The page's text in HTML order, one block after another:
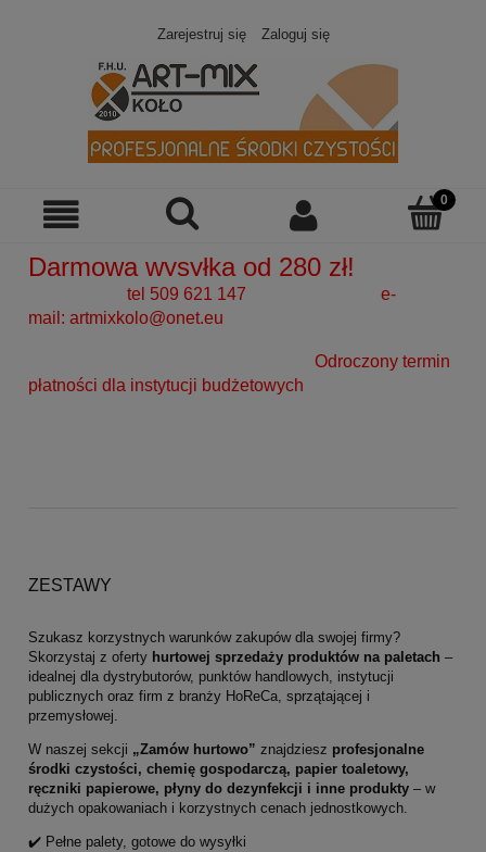
Zarejestruj się Zaloguj się
Darmowa wysyłka od 280 zł!
tel 509 621 147 e-
mail: artmixkolo@onet.eu
Odroczony termin
płatności dla instytucji budżetowych
ZESTAWY
Szukasz korzystnych warunków zakupów dla swojej firmy?
Skorzystaj z oferty hurtowej sprzedaży produktów na paletach –
idealnej dla dystrybutorów, punktów handlowych, instytucji
publicznych oraz firm z branży HoReCa, sprzątającej i
przemysłowej.
W naszej sekcji „Zamów hurtowo” znajdziesz profesjonalne
środki czystości, chemię gospodarczą, papier toaletowy,
ręczniki papierowe, płyny do dezynfekcji i inne produkty – w
dużych opakowaniach i korzystnych cenach jednostkowych.
✔️ Pełne palety, gotowe do wysyłki